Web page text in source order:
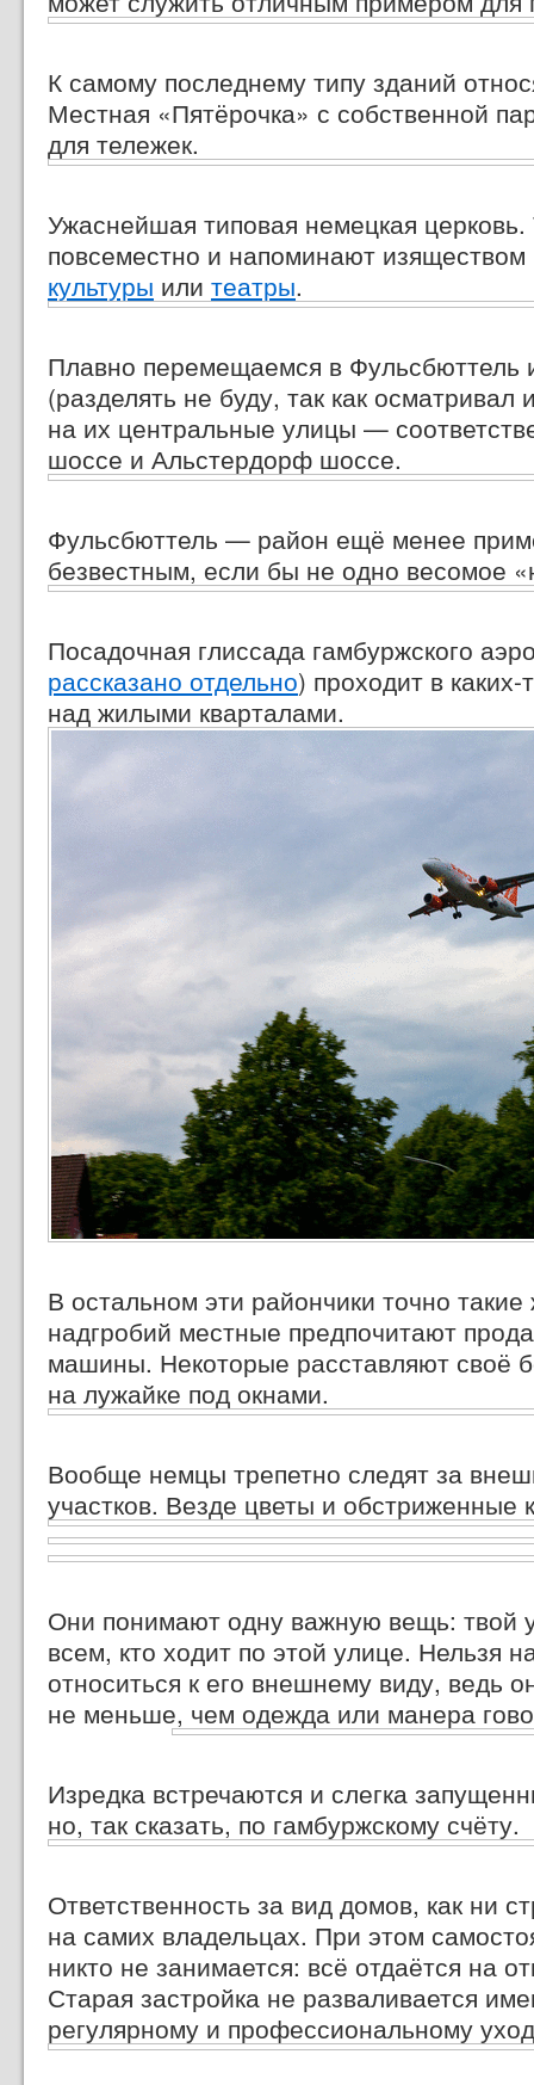
К самому последнему типу зданий
Местная «Пятёрочка» с собственной
для тележек.
Ужаснейшая типовая немецкая
повсеместно и напоминают
культуры или театры.
Плавно перемещаемся в Фульсбюттель
(разделять не буду, так как осматривал
на их центральные улицы —
шоссе и Альстердорф шоссе.
Фульсбюттель — район ещё менее
безвестным, если бы не одно весомое
Посадочная глиссада гамбуржского
рассказано отдельно) проходит в каких-
над жилыми кварталами.
В остальном эти райончики точно
надгробий местные предпочитают
машины. Некоторые расставляют своё
на лужайке под окнами.
Вообще немцы трепетно следят за
участков. Везде цветы и обстриженные
Они понимают одну важную вещь: твой
всем, кто ходит по этой улице. Нельзя
относиться к его внешнему виду, ведь
не меньше, чем одежда или манера
Изредка встречаются и слегка
но, так сказать, по гамбуржскому счёту.
Ответственность за вид домов, как ни
на самих владельцах. При этом
никто не занимается: всё отдаётся на
Старая застройка не разваливается
регулярному и профессиональному